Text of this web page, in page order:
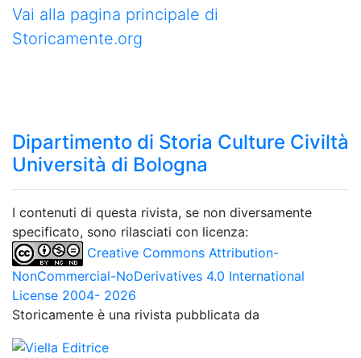
Vai alla pagina principale di
Storicamente.org
Dipartimento di Storia Culture Civiltà
Università di Bologna
I contenuti di questa rivista, se non diversamente
specificato, sono rilasciati con licenza:
Creative Commons Attribution-
NonCommercial-NoDerivatives 4.0 International
License 2004- 2026
Storicamente è una rivista pubblicata da